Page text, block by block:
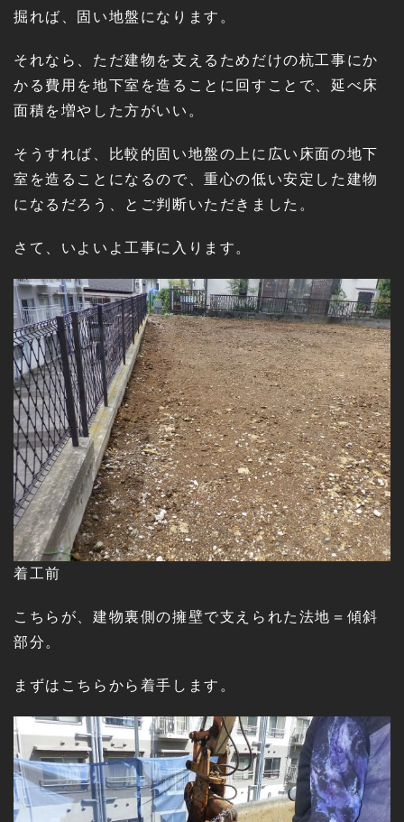
掘れば、固い地盤になります。
それなら、ただ建物を支えるためだけの杭工事にか
かる費用を地下室を造ることに回すことで、延べ床
面積を増やした方がいい。
そうすれば、比較的固い地盤の上に広い床面の地下
室を造ることになるので、重心の低い安定した建物
になるだろう、とご判断いただきました。
さて、いよいよ工事に入ります。
着工前
こちらが、建物裏側の擁壁で支えられた法地＝傾斜
部分。
まずはこちらから着手します。